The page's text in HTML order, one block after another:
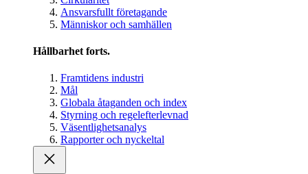
Ansvarsfullt företagande
Människor och samhällen
Hållbarhet forts.
Framtidens industri
Mål
Globala åtaganden och index
Styrning och regelefterlevnad
Väsentlighetsanalys
Rapporter och nyckeltal